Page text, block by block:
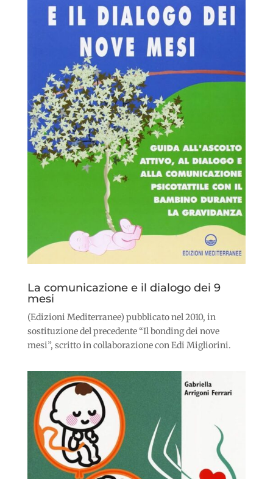
La comunicazione e il dialogo dei 9
mesi
(Edizioni Mediterranee) pubblicato nel 2010, in
sostituzione del precedente “Il bonding dei nove
mesi”, scritto in collaborazione con Edi Migliorini.